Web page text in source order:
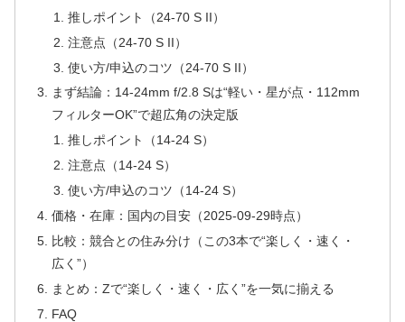
推しポイント（24-70 S II）
注意点（24-70 S II）
使い方/申込のコツ（24-70 S II）
まず結論：14-24mm f/2.8 Sは“軽い・星が点・112mm
フィルターOK”で超広角の決定版
推しポイント（14-24 S）
注意点（14-24 S）
使い方/申込のコツ（14-24 S）
価格・在庫：国内の目安（2025-09-29時点）
比較：競合との住み分け（この3本で“楽しく・速く・
広く”）
まとめ：Zで“楽しく・速く・広く”を一気に揃える
FAQ